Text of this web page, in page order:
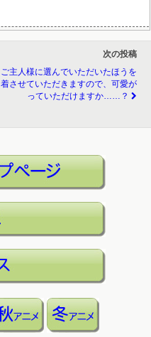
次の投稿
ご主人様に選んでいただいたほうを
着させていただきますので、可愛が
っていただけますか……？